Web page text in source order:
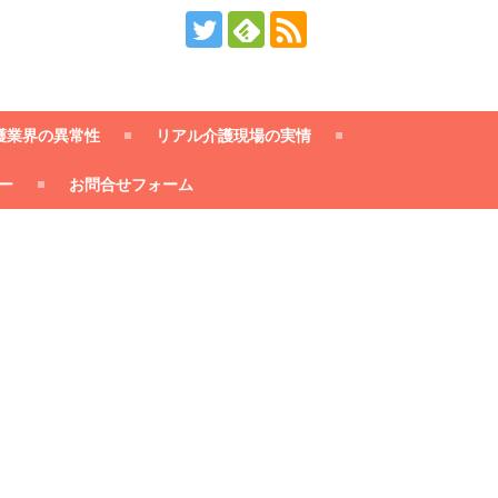
業界の異常性 リアル介護現場の実情
お問合せフォーム